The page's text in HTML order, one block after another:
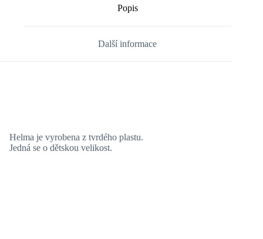
Popis
Další informace
Helma je vyrobena z tvrdého plastu.
Jedná se o dětskou velikost.